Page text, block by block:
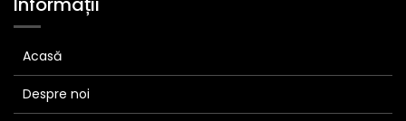
Acasă
Despre noi